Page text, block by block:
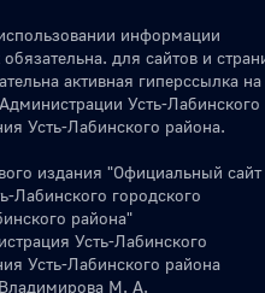
информации
для сайтов и
активная гиперссылка на
Усть-Лабинского
Усть-Лабинского района.
издания "Официальный сайт
Лабинского городского
района"
Усть-Лабинского
Усть-Лабинского района
М. А.